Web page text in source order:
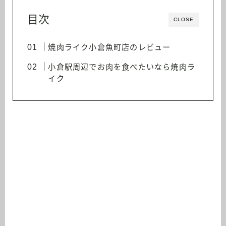
CLOSE
目次
焼肉ライク小倉魚町店のレビュー
小倉駅周辺でお肉を食べたいなら焼肉ラ
イク